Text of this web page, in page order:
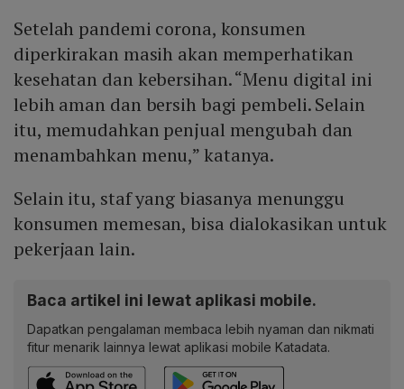
Setelah pandemi corona, konsumen
diperkirakan masih akan memperhatikan
kesehatan dan kebersihan. “Menu digital ini
lebih aman dan bersih bagi pembeli. Selain
itu, memudahkan penjual mengubah dan
menambahkan menu,” katanya.
Selain itu, staf yang biasanya menunggu
konsumen memesan, bisa dialokasikan untuk
pekerjaan lain.
Baca artikel ini lewat aplikasi mobile.
Dapatkan pengalaman membaca lebih nyaman dan nikmati
fitur menarik lainnya lewat aplikasi mobile Katadata.